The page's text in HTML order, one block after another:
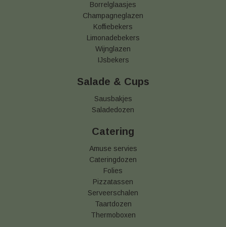
Borrelglaasjes
Champagneglazen
Koffiebekers
Limonadebekers
Wijnglazen
IJsbekers
Salade & Cups
Sausbakjes
Saladedozen
Catering
Amuse servies
Cateringdozen
Folies
Pizzatassen
Serveerschalen
Taartdozen
Thermoboxen